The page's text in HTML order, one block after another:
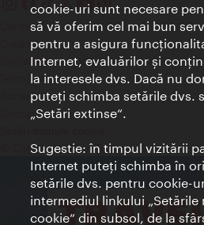
Contact
Credits
Declaraţie privind protecţia datelor
Terms of Use
Accesibilitate
Contact presa
© Copyright Wien Tourismus
cookie-uri sunt necesare
să vă oferim cel mai bun
pentru a asigura
Internet, evaluărilor şi
la interesele dvs. Dacă nu
puteţi schimba setările dvs.
„Setări extinse“.
Sugestie: în timpul vizitării
Internet puteţi schimba în
setările dvs. pentru cookie-
intermediul linkului „Setările
cookie“ din subsol, de la